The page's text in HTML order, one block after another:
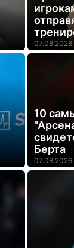
07.08.2026 |
10
Берта
07.08.2026 |